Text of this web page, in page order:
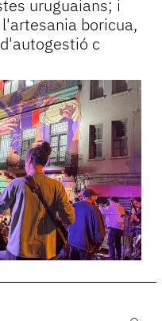
uruguaians; i
boricua,
c